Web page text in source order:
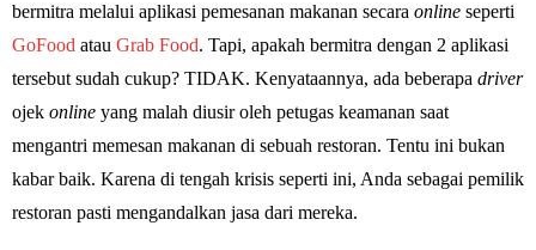
bermitra melalui aplikasi pemesanan makanan secara online seperti
GoFood atau Grab Food. Tapi, apakah bermitra dengan 2 aplikasi
tersebut sudah cukup? TIDAK. Kenyataannya, ada beberapa driver
ojek online yang malah diusir oleh petugas keamanan saat
mengantri memesan makanan di sebuah restoran. Tentu ini bukan
kabar baik. Karena di tengah krisis seperti ini, Anda sebagai pemilik
restoran pasti mengandalkan jasa dari mereka.